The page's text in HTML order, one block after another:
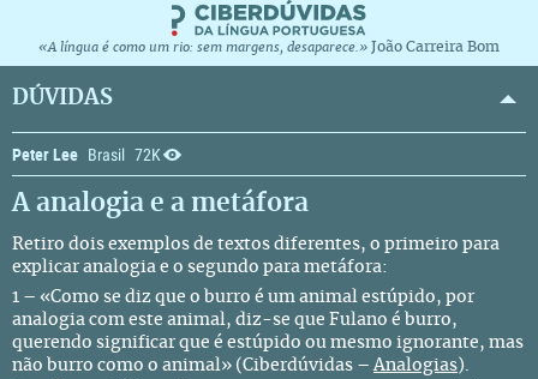
«A língua é como um rio: sem margens, desaparece.» João Carreira Bom
DÚVIDAS
Peter Lee Brasil 72K
A analogia e a metáfora
Retiro dois exemplos de textos diferentes, o primeiro para
explicar analogia e o segundo para metáfora:
1 – «Como se diz que o burro é um animal estúpido, por
analogia com este animal, diz-se que Fulano é burro,
querendo significar que é estúpido ou mesmo ignorante, mas
não burro como o animal» (Ciberdúvidas –Analogias).